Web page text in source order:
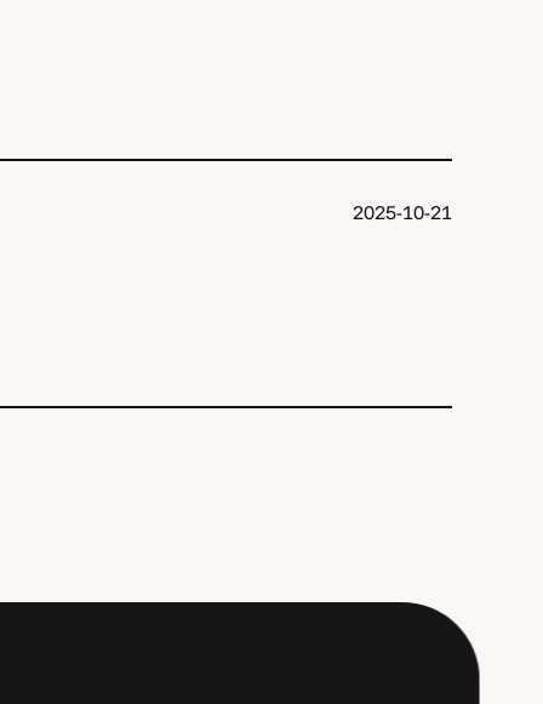
2025-10-21